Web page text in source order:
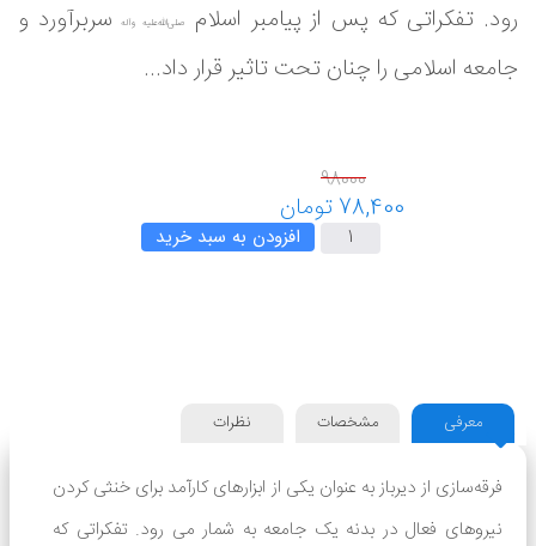
رود. تفکراتی که پس از پیامبر اسلام
صلی‌الله‌علیه وآلهسربرآورد و
جامعه اسلامی را چنان تحت تاثیر قرار داد...
افزودن به سبد خرید
معرفی مشخصات نظرات
فرقهسازی از دیرباز به عنوان یکی از ابزارهای کارآمد برای خنثی کردن
نیروهای فعال در بدنه یک جامعه به شمار می رود. تفکراتی که